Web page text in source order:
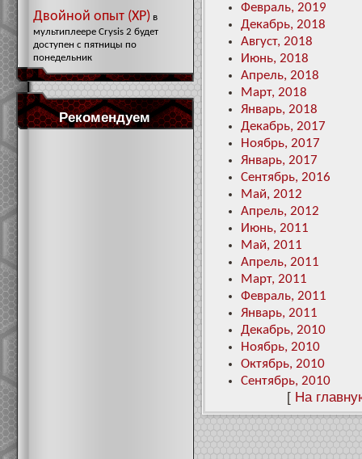
Двойной опыт (XP)в
мультиплеере Crysis 2 будет
доступен с пятницы по
понедельник
Рекомендуем
Февраль, 2019
Декабрь, 2018
Август, 2018
Июнь, 2018
Апрель, 2018
Март, 2018
Январь, 2018
Декабрь, 2017
Ноябрь, 2017
Январь, 2017
Сентябрь, 2016
Май, 2012
Апрель, 2012
Июнь, 2011
Май, 2011
Апрель, 2011
Март, 2011
Февраль, 2011
Январь, 2011
Декабрь, 2010
Ноябрь, 2010
Октябрь, 2010
Сентябрь, 2010
[ На